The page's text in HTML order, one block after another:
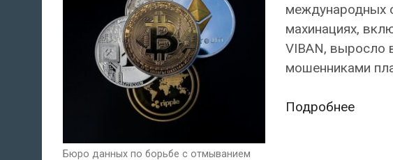
Бюро данных по борьбе с отмыванием
международных
махинациях,
VIBAN, выросло
мошенниками
ПодробнееБюро